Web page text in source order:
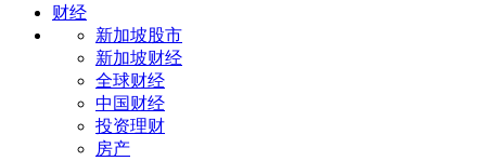
财经
新加坡股市
新加坡财经
全球财经
中国财经
投资理财
房产